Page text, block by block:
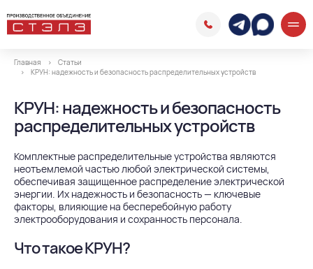
Главная
Статьи
КРУН: надежность и безопасность распределительных устройств
КРУН: надежность и безопасность
распределительных устройств
Комплектные распределительные устройства являются
неотъемлемой частью любой электрической системы,
обеспечивая защищенное распределение электрической
энергии. Их надежность и безопасность — ключевые
факторы, влияющие на бесперебойную работу
электрооборудования и сохранность персонала.
Что такое КРУН?